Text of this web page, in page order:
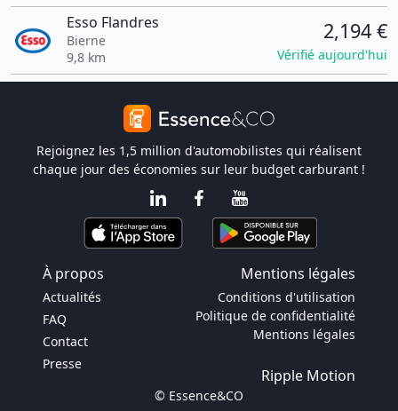
Esso Flandres
Bierne
9,8 km
2,194 €
Vérifié aujourd'hui
Rejoignez les 1,5 million d'automobilistes qui réalisent
chaque jour des économies sur leur budget carburant !
À propos Mentions légales
Actualités
FAQ
Contact
Presse
Conditions d'utilisation
Politique de confidentialité
Mentions légales
Ripple Motion
© Essence&CO